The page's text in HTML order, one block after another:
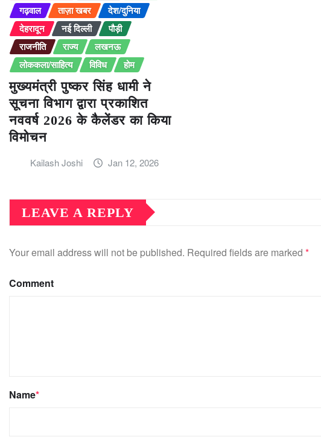
गढ़वाल
ताज़ा खबर
देश/दुनिया
देहरादून
नई दिल्ली
पौड़ी
राजनीति
राज्य
लखनऊ
लोककला/साहित्य
विविध होम
मुख्यमंत्री पुष्कर सिंह धामी ने
सूचना विभाग द्वारा प्रकाशित
नववर्ष 2026 के कैलेंडर का किया
विमोचन
Kailash Joshi Jan 12, 2026
LEAVE A REPLY
Your email address will not be published. Required fields are marked *
Comment
Name*